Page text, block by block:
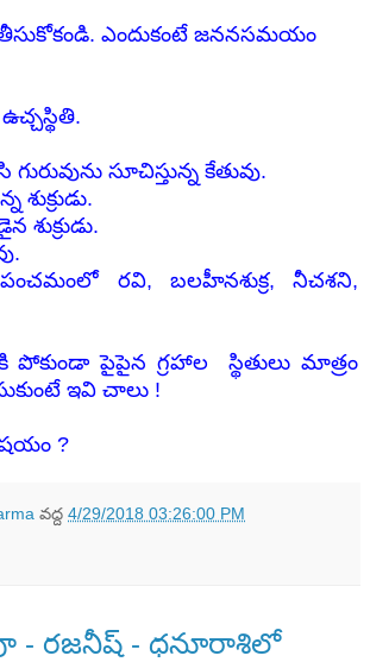
ఎందుకంటే జననసమయం
సూచిస్తున్న కేతువు.
శుక్రుడు.
పంచమంలో రవి, బలహీనశుక్ర, నీచశని,
పోకుండా పైపైన గ్రహాల స్థితులు మాత్రం
ఇవి చాలు !
?
వద్ద 4/29/2018 03:26:00 PM
- రజనీష్ - ధనూరాశిలో